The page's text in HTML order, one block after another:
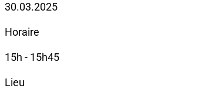
30.03.2025
Horaire
15h - 15h45
Lieu